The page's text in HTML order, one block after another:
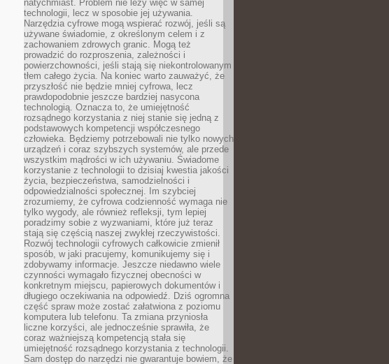
natychmiast. Problem nie leży więc w samej
technologii, lecz w sposobie jej używania.
Narzędzia cyfrowe mogą wspierać rozwój, jeśli są
używane świadomie, z określonym celem i z
zachowaniem zdrowych granic. Mogą też
prowadzić do rozproszenia, zależności i
powierzchowności, jeśli stają się niekontrolowanym
tłem całego życia. Na koniec warto zauważyć, że
przyszłość nie będzie mniej cyfrowa, lecz
prawdopodobnie jeszcze bardziej nasycona
technologią. Oznacza to, że umiejętność
rozsądnego korzystania z niej stanie się jedną z
podstawowych kompetencji współczesnego
człowieka. Będziemy potrzebowali nie tylko nowych
urządzeń i coraz szybszych systemów, ale przede
wszystkim mądrości w ich używaniu. Świadome
korzystanie z technologii to dzisiaj kwestia jakości
życia, bezpieczeństwa, samodzielności i
odpowiedzialności społecznej. Im szybciej
zrozumiemy, że cyfrowa codzienność wymaga nie
tylko wygody, ale również refleksji, tym lepiej
poradzimy sobie z wyzwaniami, które już teraz
stają się częścią naszej zwykłej rzeczywistości.
Rozwój technologii cyfrowych całkowicie zmienił
sposób, w jaki pracujemy, komunikujemy się i
zdobywamy informacje. Jeszcze niedawno wiele
czynności wymagało fizycznej obecności w
konkretnym miejscu, papierowych dokumentów i
długiego oczekiwania na odpowiedź. Dziś ogromna
część spraw może zostać załatwiona z poziomu
komputera lub telefonu. Ta zmiana przyniosła
liczne korzyści, ale jednocześnie sprawiła, że
coraz ważniejszą kompetencją stała się
umiejętność rozsądnego korzystania z technologii.
Sam dostęp do narzędzi nie gwarantuje bowiem, że